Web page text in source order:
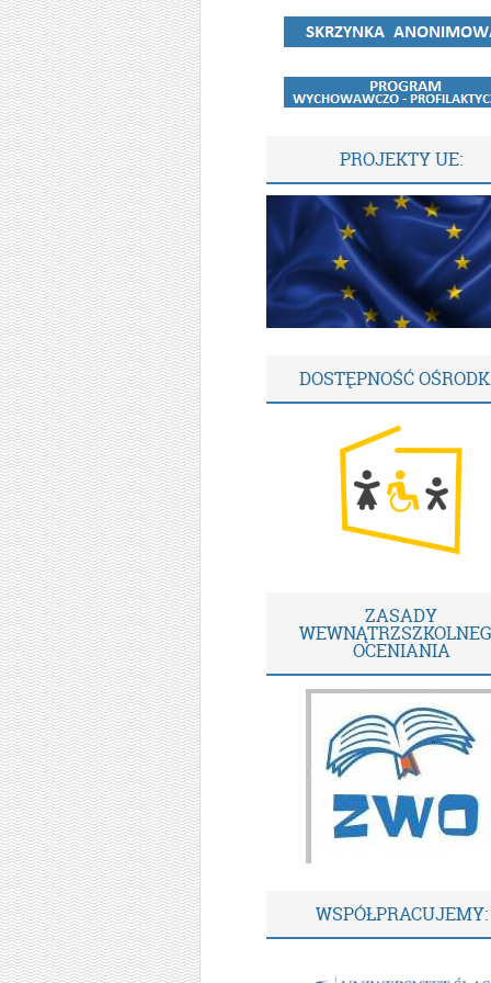
PROJEKTY UE:
DOSTĘPNOŚĆ
ZASADY
OCENIANIA
WSPÓŁPRACUJEMY: